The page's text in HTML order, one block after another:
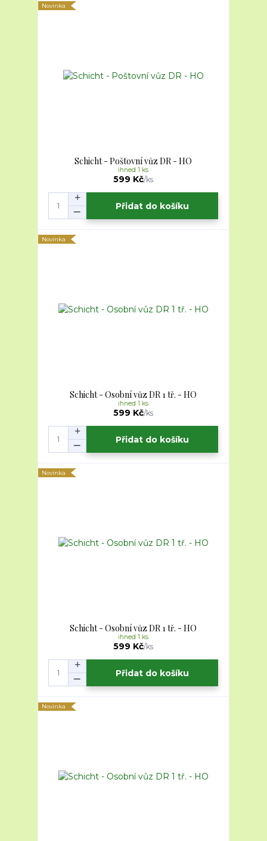
Novinka
Schicht - Poštovní vůz DR - HO
599 Kč/ks
ihned 1 ks
Přidat do košíku
Novinka
Schicht - Osobní vůz DR 1 tř. - HO
599 Kč/ks
ihned 1 ks
Přidat do košíku
Novinka
Schicht - Osobní vůz DR 1 tř. - HO
599 Kč/ks
ihned 1 ks
Přidat do košíku
Novinka